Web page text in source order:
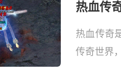
热血传
热血传奇
传奇世界